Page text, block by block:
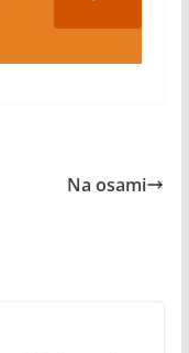
Na osami